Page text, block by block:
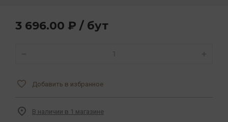
3 696.00 ₽ / бут
Добавить в избранное
В наличии в 1 магазине